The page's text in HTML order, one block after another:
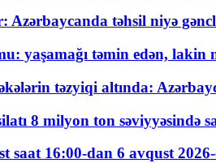
Azərbaycanda təhsil niyə
yaşamağı təmin edən, lakin
təzyiqi altında:
8 milyon ton
saat 16:00-dan 6 avqust